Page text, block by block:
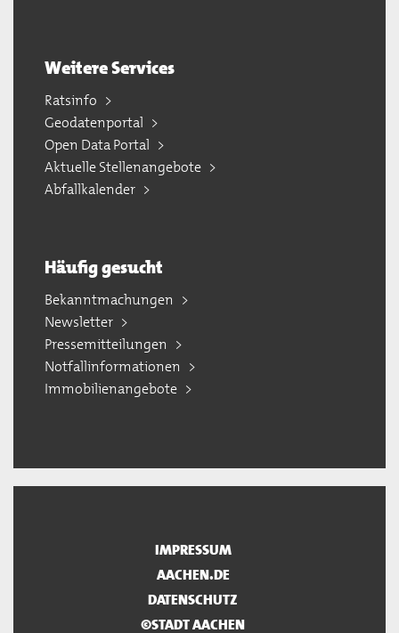
Weitere Services
Ratsinfo
Geodatenportal
Open Data Portal
Aktuelle Stellenangebote
Abfallkalender
Häufig gesucht
Bekanntmachungen
Newsletter
Pressemitteilungen
Notfallinformationen
Immobilienangebote
IMPRESSUM
AACHEN.DE
DATENSCHUTZ
©STADT AACHEN